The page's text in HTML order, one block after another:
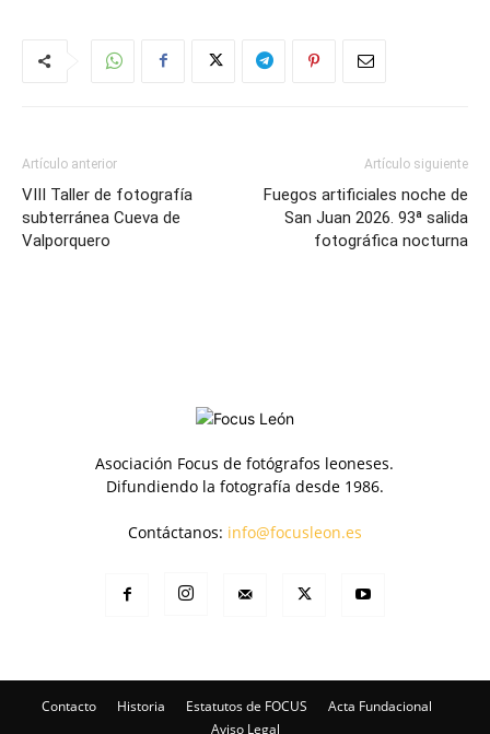
Artículo anterior
VIII Taller de fotografía
subterránea Cueva de
Valporquero
Artículo siguiente
Fuegos artificiales noche de
San Juan 2026. 93ª salida
fotográfica nocturna
Asociación Focus de fotógrafos leoneses.
Difundiendo la fotografía desde 1986.
Contáctanos: info@focusleon.es
Contacto Historia Estatutos de FOCUS
Acta Fundacional
Aviso Legal